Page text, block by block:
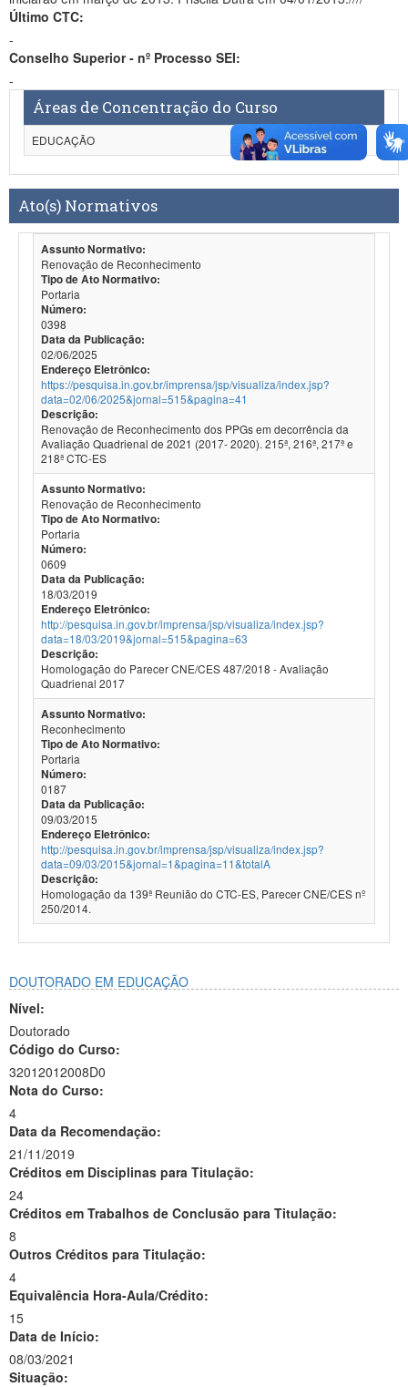
Último CTC:
-
Conselho Superior - nº Processo SEI:
-
Áreas de Concentração do Curso
EDUCAÇÃO
Ato(s) Normativos
Assunto Normativo:
Renovação de Reconhecimento
Tipo de Ato Normativo:
Portaria
Número:
0398
Data da Publicação:
02/06/2025
Endereço Eletrônico:
https://pesquisa.in.gov.br/imprensa/jsp/visualiza/index.jsp?
data=02/06/2025&jornal=515&pagina=41
Descrição:
Renovação de Reconhecimento dos PPGs em decorrência da
Avaliação Quadrienal de 2021 (2017- 2020). 215ª, 216ª, 217ª e
218ª CTC-ES
Assunto Normativo:
Renovação de Reconhecimento
Tipo de Ato Normativo:
Portaria
Número:
0609
Data da Publicação:
18/03/2019
Endereço Eletrônico:
http://pesquisa.in.gov.br/imprensa/jsp/visualiza/index.jsp?
data=18/03/2019&jornal=515&pagina=63
Descrição:
Homologação do Parecer CNE/CES 487/2018 - Avaliação
Quadrienal 2017
Assunto Normativo:
Reconhecimento
Tipo de Ato Normativo:
Portaria
Número:
0187
Data da Publicação:
09/03/2015
Endereço Eletrônico:
http://pesquisa.in.gov.br/imprensa/jsp/visualiza/index.jsp?
data=09/03/2015&jornal=1&pagina=11&totalA
Descrição:
Homologação da 139ª Reunião do CTC-ES, Parecer CNE/CES nº
250/2014.
DOUTORADO EM EDUCAÇÃO
Nível:
Doutorado
Código do Curso:
32012012008D0
Nota do Curso:
4
Data da Recomendação:
21/11/2019
Créditos em Disciplinas para Titulação:
24
Créditos em Trabalhos de Conclusão para Titulação:
8
Outros Créditos para Titulação:
4
Equivalência Hora-Aula/Crédito:
15
Data de Início:
08/03/2021
Situação: